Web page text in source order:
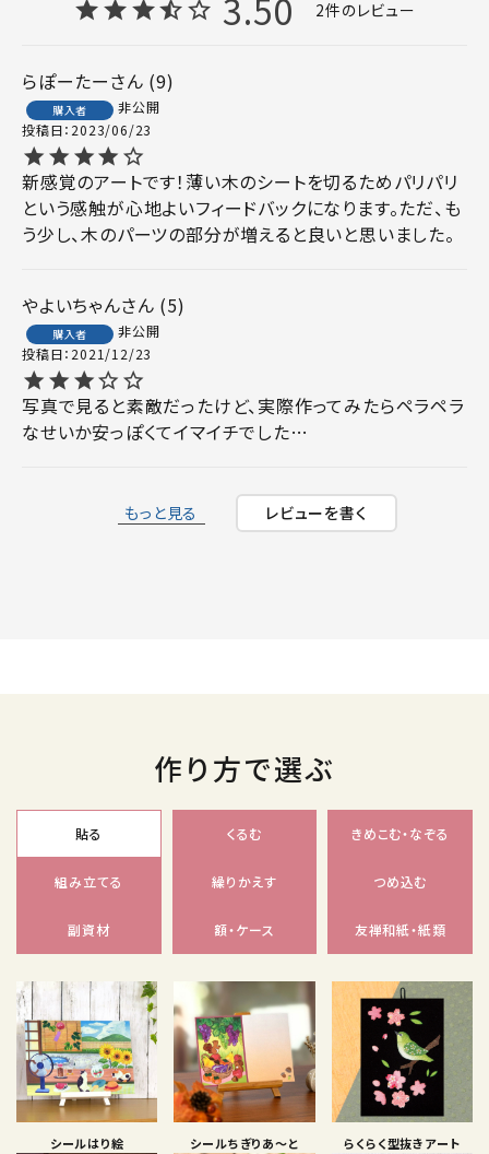
2
らぽーたー 9
購入者
非公開
投稿日 2023/06/23
新感覚のアートです！薄い木のシートを切るためパリパリ
という感触が心地よいフィードバックになります。ただ、も
う少し、木のパーツの部分が増えると良いと思いました。
やよいちゃん 5
購入者
非公開
投稿日 2021/12/23
写真で見ると素敵だったけど、実際作ってみたらペラペラ
なせいか安っぽくてイマイチでした…
もっと見る レビューを書く
作り方で選ぶ
貼る くるむ きめこむ・なぞる
組み立てる 繰りかえす つめ込む
副資材 額・ケース 友禅和紙・紙類
シールはり絵 シールちぎりあ〜と らくらく型抜きアート